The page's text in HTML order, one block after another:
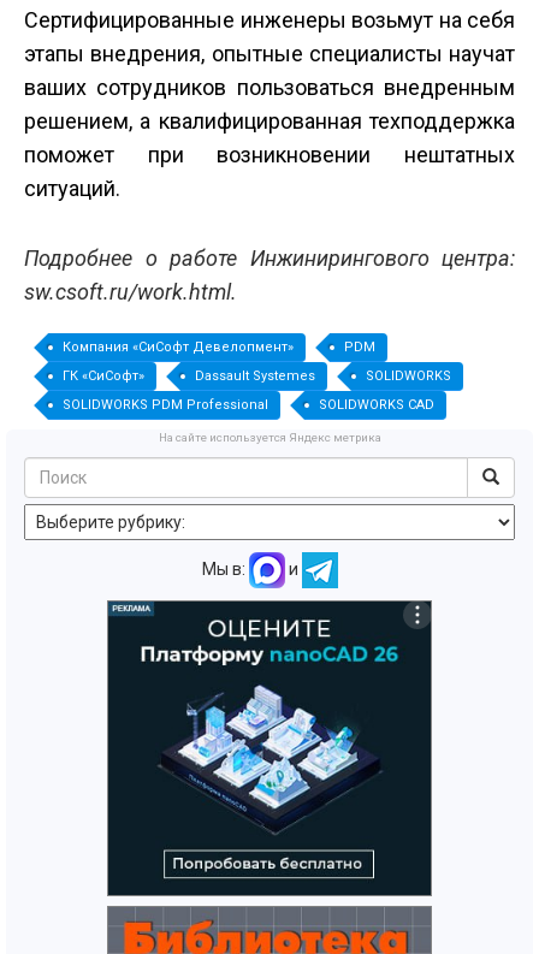
Сертифицированные инженеры возьмут на себя
этапы внедрения, опытные специалисты научат
ваших сотрудников пользоваться внедренным
решением, а квалифицированная техподдержка
поможет при возникновении нештатных
ситуаций.
Подробнее о работе Инжинирингового центра:
sw.csoft.ru/work.html.
Компания «СиСофт Девелопмент»
PDM
ГК «СиСофт»
Dassault Systemes
SOLIDWORKS
SOLIDWORKS PDM Professional
SOLIDWORKS CAD
На сайте используется Яндекс метрика
Мы в: и